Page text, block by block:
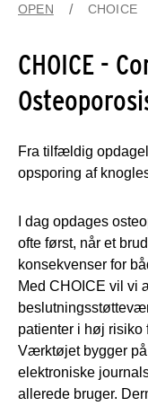
OPEN CHOICE
CHOICE -
Fra tilfældig
opsporing af
I dag opdages
ofte først, når et
konsekvenser for
Med CHOICE vil vi
patienter i høj risiko
Værktøjet bygger
elektroniske
allerede bruger.